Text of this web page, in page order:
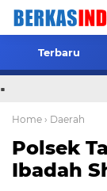
Terbaru
.
Home › Daerah
Polsek
Ibadah